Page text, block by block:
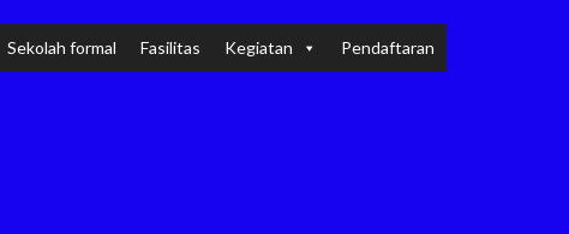
Sekolah formal Fasilitas Kegiatan Pendaftaran